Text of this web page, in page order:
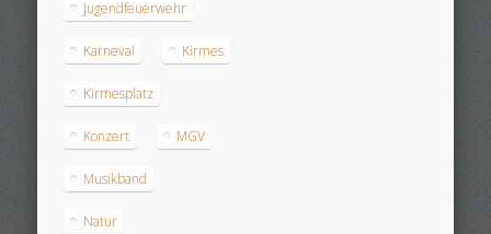
Jugendfeuerwehr
Karneval Kirmes
Kirmesplatz
Konzert MGV
Musikband
Natur